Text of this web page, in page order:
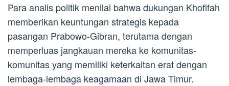
Para analis politik menilai bahwa dukungan Khofifah
memberikan keuntungan strategis kepada
pasangan Prabowo-Gibran, terutama dengan
memperluas jangkauan mereka ke komunitas-
komunitas yang memiliki keterkaitan erat dengan
lembaga-lembaga keagamaan di Jawa Timur.